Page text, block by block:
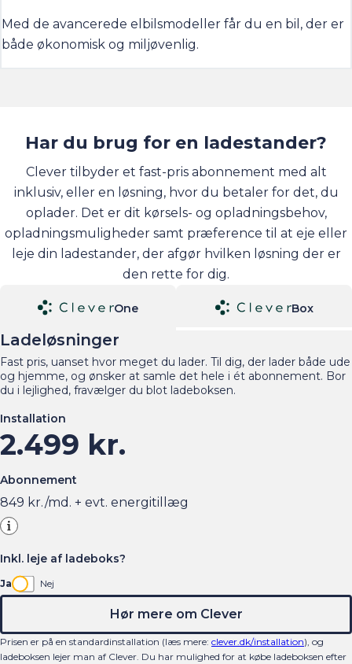
Med de avancerede elbilsmodeller får du en bil, der er
både økonomisk og miljøvenlig.
Har du brug for en ladestander?
Clever tilbyder et fast-pris abonnement med alt
inklusiv, eller en løsning, hvor du betaler for det, du
oplader. Det er dit kørsels- og opladningsbehov,
opladningsmuligheder samt præference til at eje eller
leje din ladestander, der afgør hvilken løsning der er
den rette for dig.
One Box
Ladeløsninger
Fast pris, uanset hvor meget du lader. Til dig, der lader både ude
og hjemme, og ønsker at samle det hele i ét abonnement. Bor
du i lejlighed, fravælger du blot ladeboksen.
Installation
2.499 kr.
Abonnement
849 kr./md. + evt. energitillæg
Inkl. leje af ladeboks?
Ja Nej
Hør mere om Clever
Prisen er på en standardinstallation (læs mere: clever.dk/installation), og
ladeboksen lejer man af Clever. Du har mulighed for at købe ladeboksen efter